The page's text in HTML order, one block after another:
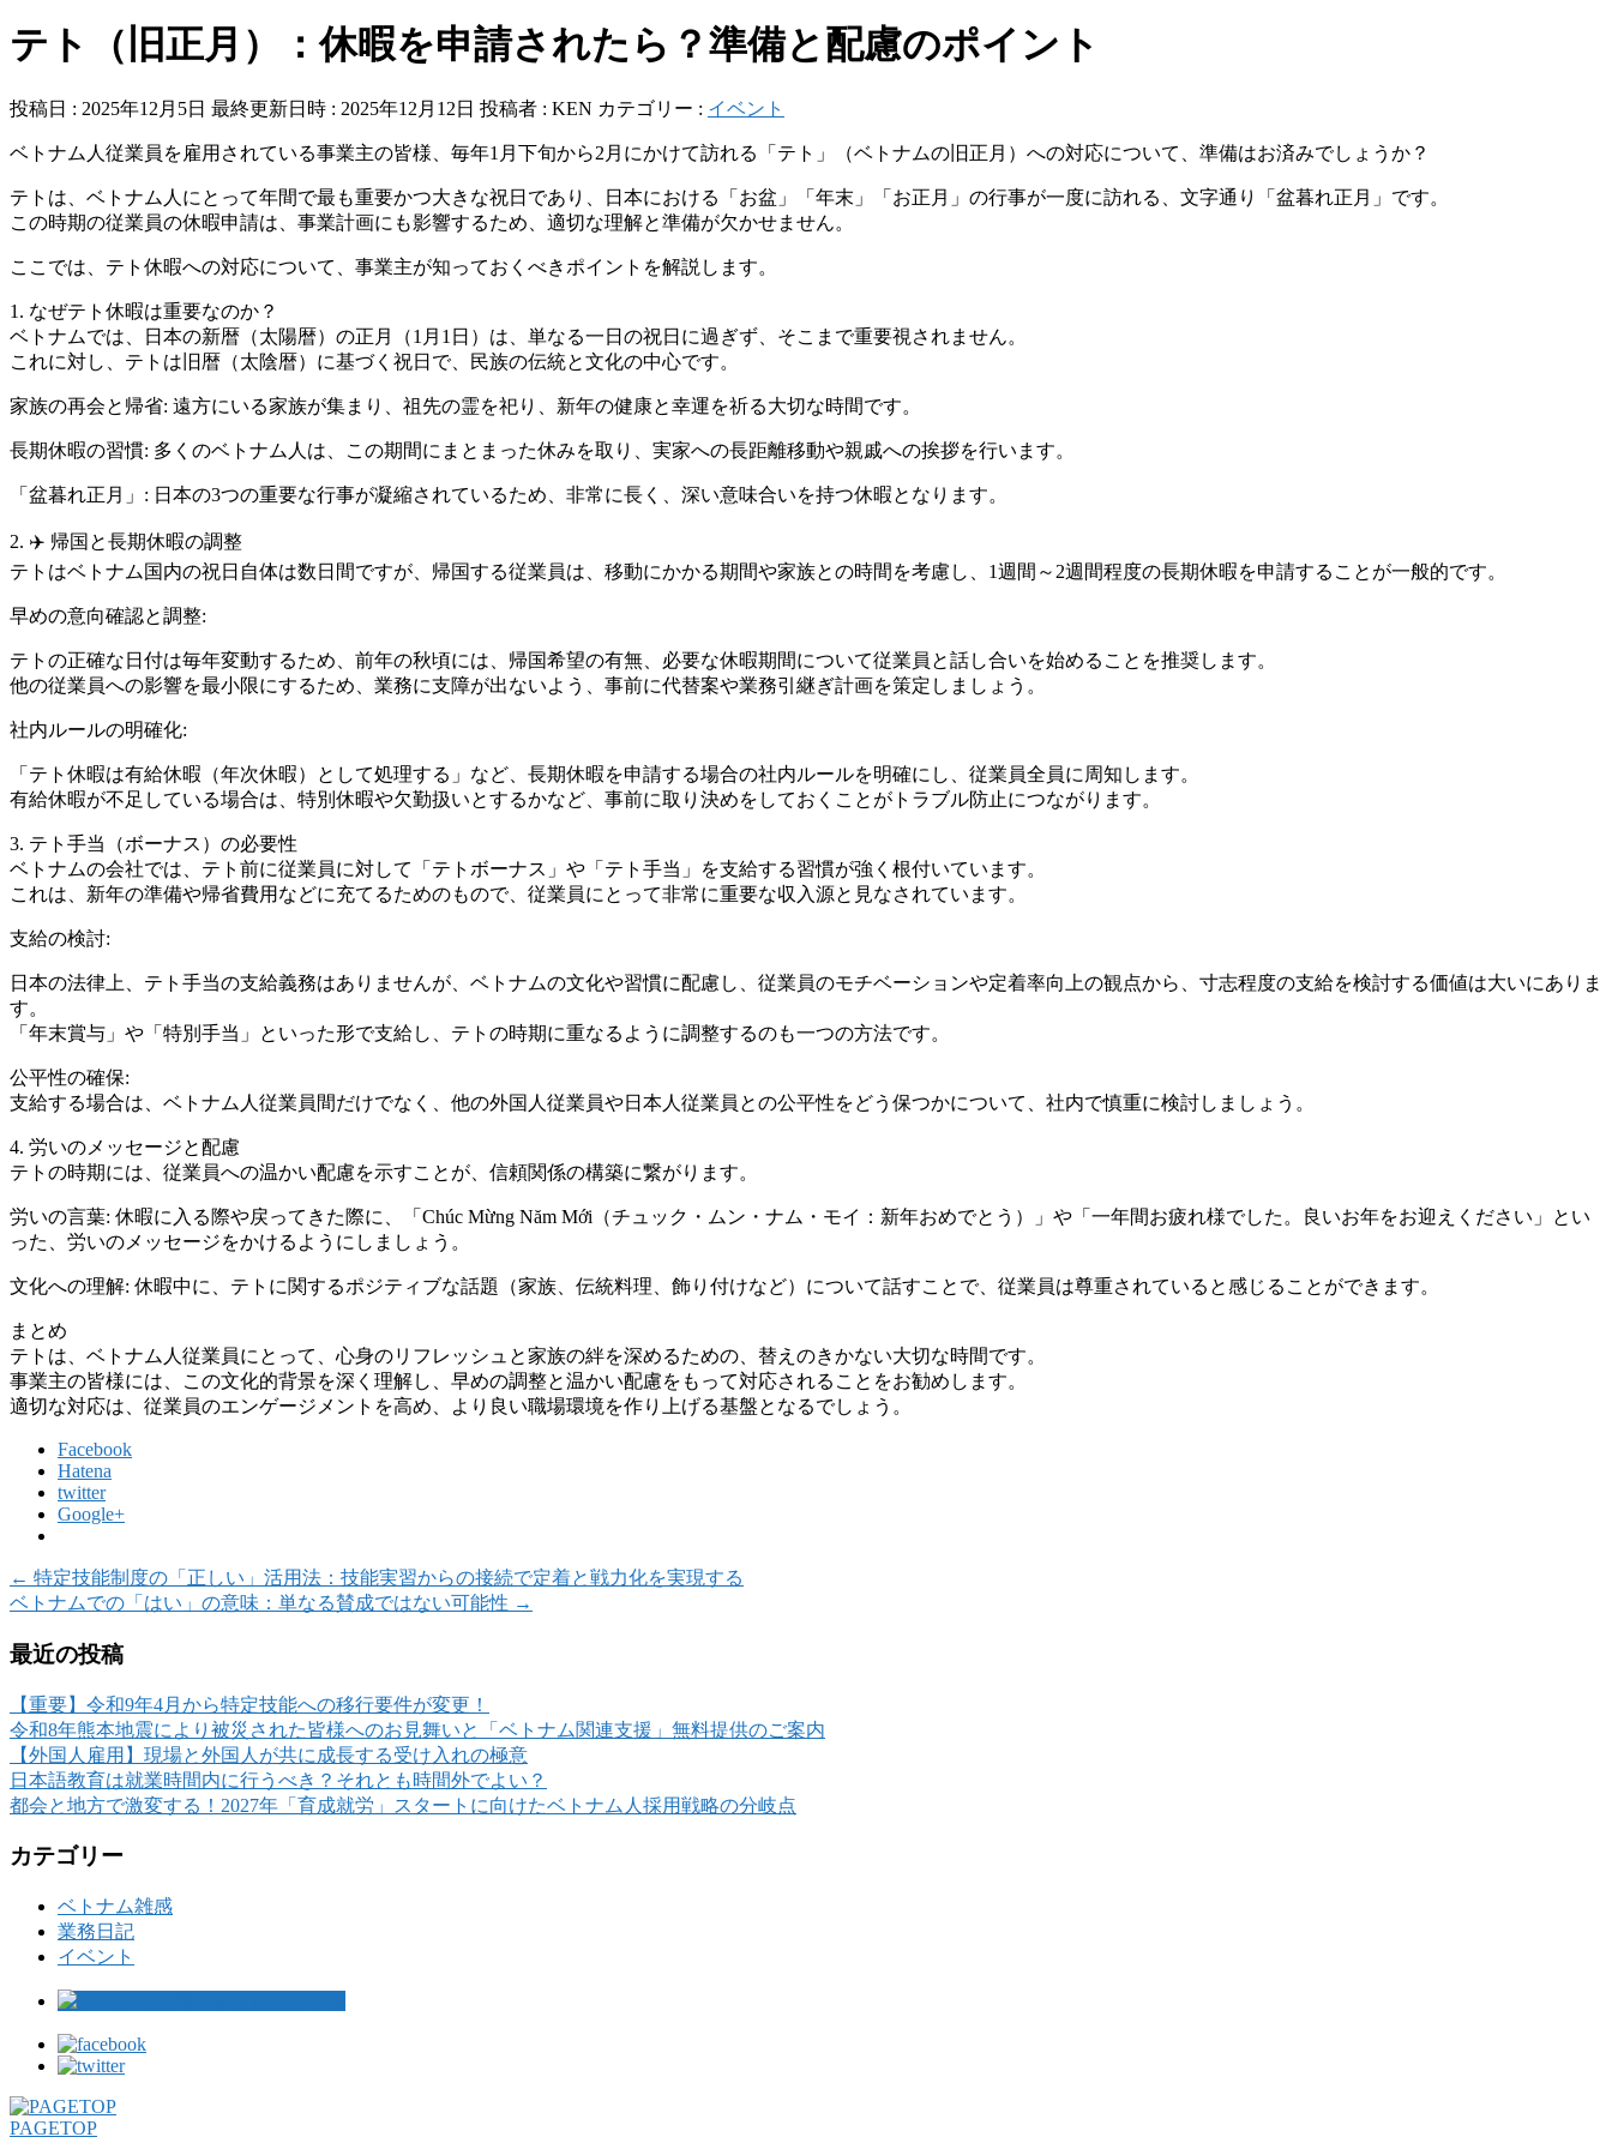
テト（旧正月）：休暇を申請されたら？準備と配慮のポイント
投稿日 : 2025年12月5日 最終更新日時 : 2025年12月12日 投稿者 : KEN カテゴリー : イベント
ベトナム人従業員を雇用されている事業主の皆様、毎年1月下旬から2月にかけて訪れる「テト」（ベトナムの旧正月）への対応について、準備はお済みでしょうか？
テトは、ベトナム人にとって年間で最も重要かつ大きな祝日であり、日本における「お盆」「年末」「お正月」の行事が一度に訪れる、文字通り「盆暮れ正月」です。
この時期の従業員の休暇申請は、事業計画にも影響するため、適切な理解と準備が欠かせません。
ここでは、テト休暇への対応について、事業主が知っておくべきポイントを解説します。
1. なぜテト休暇は重要なのか？
ベトナムでは、日本の新暦（太陽暦）の正月（1月1日）は、単なる一日の祝日に過ぎず、そこまで重要視されません。
これに対し、テトは旧暦（太陰暦）に基づく祝日で、民族の伝統と文化の中心です。
家族の再会と帰省: 遠方にいる家族が集まり、祖先の霊を祀り、新年の健康と幸運を祈る大切な時間です。
長期休暇の習慣: 多くのベトナム人は、この期間にまとまった休みを取り、実家への長距離移動や親戚への挨拶を行います。
「盆暮れ正月」: 日本の3つの重要な行事が凝縮されているため、非常に長く、深い意味合いを持つ休暇となります。
2. ✈️ 帰国と長期休暇の調整
テトはベトナム国内の祝日自体は数日間ですが、帰国する従業員は、移動にかかる期間や家族との時間を考慮し、1週間～2週間程度の長期休暇を申請することが一般的です。
早めの意向確認と調整:
テトの正確な日付は毎年変動するため、前年の秋頃には、帰国希望の有無、必要な休暇期間について従業員と話し合いを始めることを推奨します。
他の従業員への影響を最小限にするため、業務に支障が出ないよう、事前に代替案や業務引継ぎ計画を策定しましょう。
社内ルールの明確化:
「テト休暇は有給休暇（年次休暇）として処理する」など、長期休暇を申請する場合の社内ルールを明確にし、従業員全員に周知します。
有給休暇が不足している場合は、特別休暇や欠勤扱いとするかなど、事前に取り決めをしておくことがトラブル防止につながります。
3. テト手当（ボーナス）の必要性
ベトナムの会社では、テト前に従業員に対して「テトボーナス」や「テト手当」を支給する習慣が強く根付いています。
これは、新年の準備や帰省費用などに充てるためのもので、従業員にとって非常に重要な収入源と見なされています。
支給の検討:
日本の法律上、テト手当の支給義務はありませんが、ベトナムの文化や習慣に配慮し、従業員のモチベーションや定着率向上の観点から、寸志程度の支給を検討する価値は大いにありま
す。
「年末賞与」や「特別手当」といった形で支給し、テトの時期に重なるように調整するのも一つの方法です。
公平性の確保:
支給する場合は、ベトナム人従業員間だけでなく、他の外国人従業員や日本人従業員との公平性をどう保つかについて、社内で慎重に検討しましょう。
4. 労いのメッセージと配慮
テトの時期には、従業員への温かい配慮を示すことが、信頼関係の構築に繋がります。
労いの言葉: 休暇に入る際や戻ってきた際に、「Chúc Mừng Năm Mới（チュック・ムン・ナム・モイ：新年おめでとう）」や「一年間お疲れ様でした。良いお年をお迎えください」とい
った、労いのメッセージをかけるようにしましょう。
文化への理解: 休暇中に、テトに関するポジティブな話題（家族、伝統料理、飾り付けなど）について話すことで、従業員は尊重されていると感じることができます。
まとめ
テトは、ベトナム人従業員にとって、心身のリフレッシュと家族の絆を深めるための、替えのきかない大切な時間です。
事業主の皆様には、この文化的背景を深く理解し、早めの調整と温かい配慮をもって対応されることをお勧めします。
適切な対応は、従業員のエンゲージメントを高め、より良い職場環境を作り上げる基盤となるでしょう。
Facebook
Hatena
twitter
Google+
← 特定技能制度の「正しい」活用法：技能実習からの接続で定着と戦力化を実現する
ベトナムでの「はい」の意味：単なる賛成ではない可能性 →
最近の投稿
【重要】令和9年4月から特定技能への移行要件が変更！
令和8年熊本地震により被災された皆様へのお見舞いと「ベトナム関連支援」無料提供のご案内
【外国人雇用】現場と外国人が共に成長する受け入れの極意
日本語教育は就業時間内に行うべき？それとも時間外でよい？
都会と地方で激変する！2027年「育成就労」スタートに向けたベトナム人採用戦略の分岐点
カテゴリー
ベトナム雑感
業務日記
イベント
PAGETOP